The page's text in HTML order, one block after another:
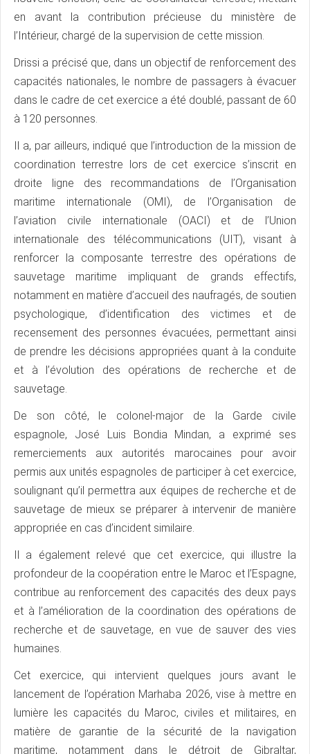
en avant la contribution précieuse du ministère de
l’Intérieur, chargé de la supervision de cette mission.
Drissi a précisé que, dans un objectif de renforcement des
capacités nationales, le nombre de passagers à évacuer
dans le cadre de cet exercice a été doublé, passant de 60
à 120 personnes.
Il a, par ailleurs, indiqué que l’introduction de la mission de
coordination terrestre lors de cet exercice s’inscrit en
droite ligne des recommandations de l’Organisation
maritime internationale (OMI), de l’Organisation de
l’aviation civile internationale (OACI) et de l’Union
internationale des télécommunications (UIT), visant à
renforcer la composante terrestre des opérations de
sauvetage maritime impliquant de grands effectifs,
notamment en matière d’accueil des naufragés, de soutien
psychologique, d’identification des victimes et de
recensement des personnes évacuées, permettant ainsi
de prendre les décisions appropriées quant à la conduite
et à l’évolution des opérations de recherche et de
sauvetage.
De son côté, le colonel-major de la Garde civile
espagnole, José Luis Bondia Mindan, a exprimé ses
remerciements aux autorités marocaines pour avoir
permis aux unités espagnoles de participer à cet exercice,
soulignant qu’il permettra aux équipes de recherche et de
sauvetage de mieux se préparer à intervenir de manière
appropriée en cas d’incident similaire.
Il a également relevé que cet exercice, qui illustre la
profondeur de la coopération entre le Maroc et l’Espagne,
contribue au renforcement des capacités des deux pays
et à l’amélioration de la coordination des opérations de
recherche et de sauvetage, en vue de sauver des vies
humaines.
Cet exercice, qui intervient quelques jours avant le
lancement de l’opération Marhaba 2026, vise à mettre en
lumière les capacités du Maroc, civiles et militaires, en
matière de garantie de la sécurité de la navigation
maritime, notamment dans le détroit de Gibraltar,